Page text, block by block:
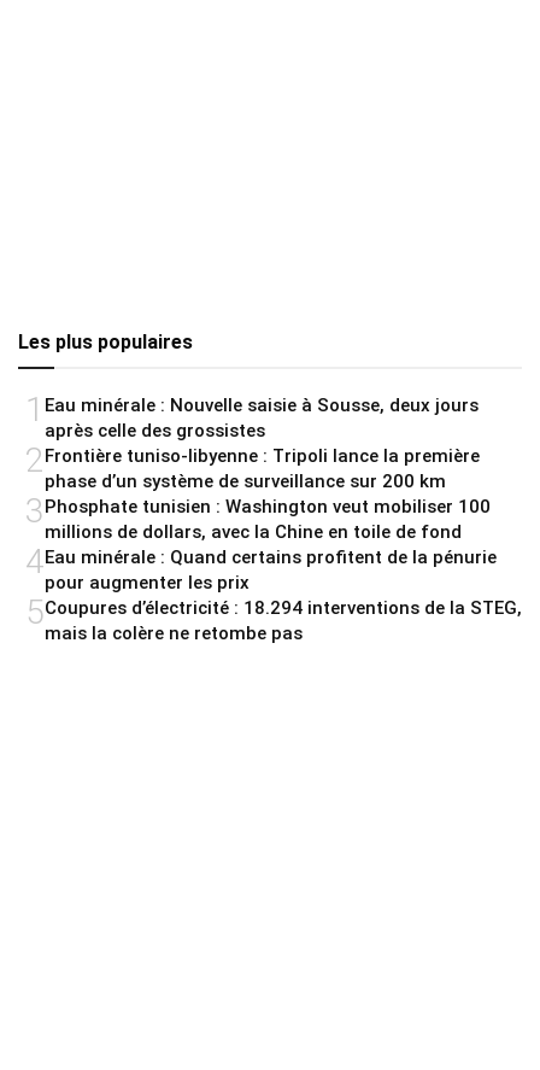
Les plus populaires
1 Eau minérale : Nouvelle saisie à Sousse, deux jours
après celle des grossistes
2Frontière tuniso-libyenne : Tripoli lance la première
phase d’un système de surveillance sur 200 km
3Phosphate tunisien : Washington veut mobiliser 100
millions de dollars, avec la Chine en toile de fond
4Eau minérale : Quand certains profitent de la pénurie
pour augmenter les prix
5Coupures d’électricité : 18.294 interventions de la STEG,
mais la colère ne retombe pas